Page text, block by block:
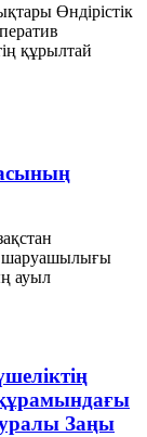
Өндiрiстiк
құрылтай
шаруашылығы
ауыл
Заңы